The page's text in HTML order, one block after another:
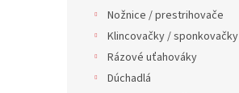
Nožnice / prestrihovače
Klincovačky / sponkovačky
Rázové uťahováky
Dúchadlá